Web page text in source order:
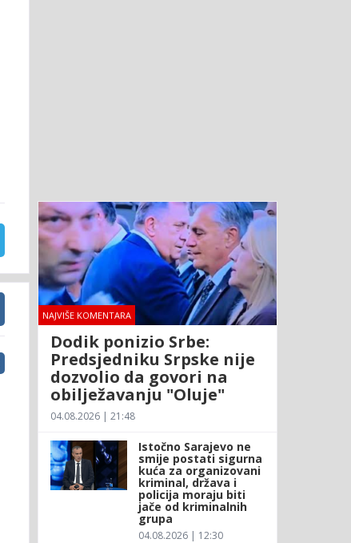
NAJVIŠE KOMENTARA
Dodik ponizio Srbe:
Predsjedniku Srpske nije
dozvolio da govori na
obilježavanju "Oluje"
04.08.2026 | 21:48
Istočno Sarajevo ne
smije postati sigurna
kuća za organizovani
kriminal, država i
policija moraju biti
jače od kriminalnih
grupa
04.08.2026 | 12:30